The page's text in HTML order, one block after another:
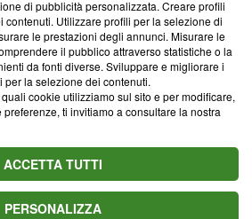
Via Carlo Frasca, 3 - 6900
+39 0690258937
di pubblicità personalizzata. Creare profili
Utilizzare profili per la selezione di
le prestazioni degli annunci. Misurare le
il pubblico attraverso statistiche o la
da fonti diverse. Sviluppare e migliorare i
la selezione dei contenuti.
cookie utilizziamo sul sito e per modificare,
ti invitiamo a consultare la nostra
ACCETTA TUTTI
PERSONALIZZA